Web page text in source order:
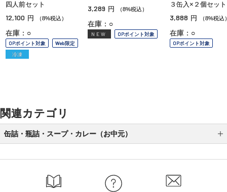
四人前セット
12,100 円 （8%税込）
在庫：○
OPポイント対象
Web限定
冷凍
3,289 円 （8%税込）
在庫：○
NEW OPポイント対象
３缶入×２個セット
3,888 円 （8%税込
在庫：○
OPポイント対象
関連カテゴリ
缶詰・瓶詰・スープ・カレー（お中元）
瓶詰（お中元）